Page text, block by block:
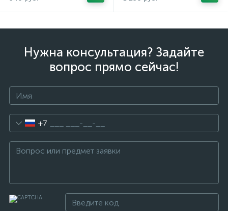
Нужна консультация? Задайте
вопрос прямо сейчас!
+7